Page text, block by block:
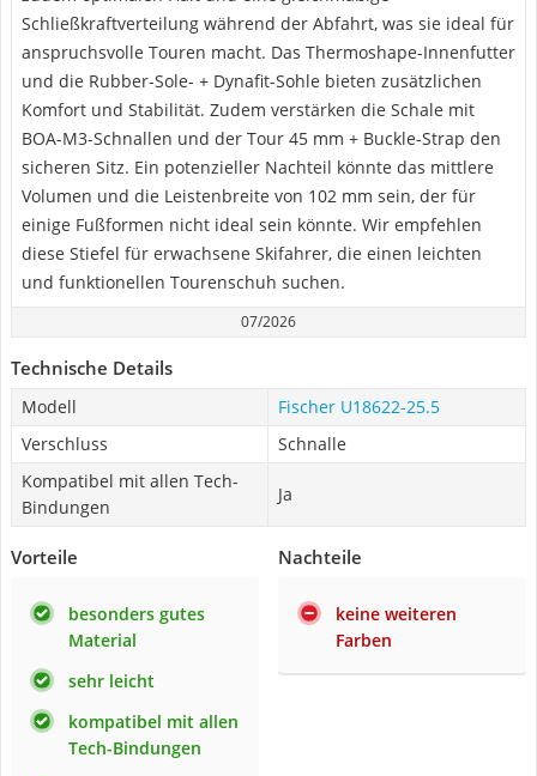
Schließkraftverteilung während der Abfahrt, was sie ideal für
anspruchsvolle Touren macht. Das Thermoshape-Innenfutter
und die Rubber-Sole- + Dynafit-Sohle bieten zusätzlichen
Komfort und Stabilität. Zudem verstärken die Schale mit
BOA-M3-Schnallen und der Tour 45 mm + Buckle-Strap den
sicheren Sitz. Ein potenzieller Nachteil könnte das mittlere
Volumen und die Leistenbreite von 102 mm sein, der für
einige Fußformen nicht ideal sein könnte. Wir empfehlen
diese Stiefel für erwachsene Skifahrer, die einen leichten
und funktionellen Tourenschuh suchen.
07/2026
Technische Details
Modell
Fischer U18622-25.5
Verschluss
Schnalle
Kompatibel mit allen Tech-
Bindungen
Ja
Vorteile
besonders gutes
Material
sehr leicht
kompatibel mit allen
Tech-Bindungen
Nachteile
keine weiteren
Farben